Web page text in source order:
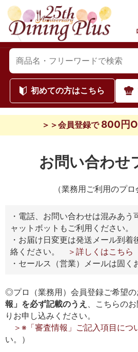
初めての方はこちら
＞＞会員登録で 800円
お問い合わせ
（業務用ご利用のプロ
・電話、お問い合わせは混みあう
ャットボットもご利用ください。
・お届け日変更は発送メール到着
絡ください。
＞詳しくはこちら
・セールス（営業）メールは固く
◎プロ（業務用）会員登録ご希望の
報」を必ず記載のうえ 、こちらの
りお申し込みください。
＞※「審査情報」ご記入項目につ
い。）